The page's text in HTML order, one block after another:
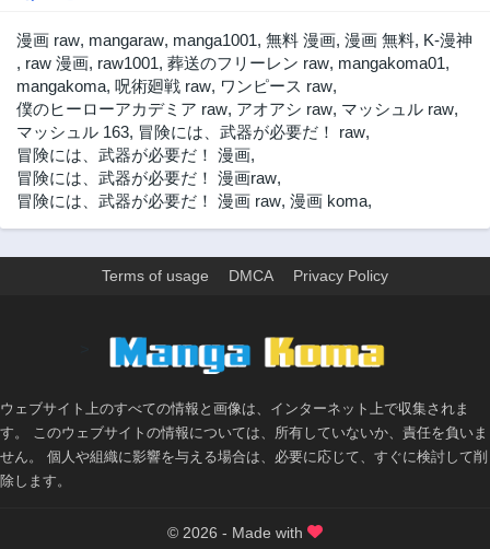
第8.2話
2年前
第8.1話
2年前
第7.2話
2年前
第7話
2年前
第6.5話
2年前 2年前
第3話
第1話
2年前
漫画 raw, mangaraw, manga1001, 無料 漫画, 漫画 無料, K-漫神
, raw 漫画, raw1001, 葬送のフリーレン raw, mangakoma01,
mangakoma, 呪術廻戦 raw, ワンピース raw,
僕のヒーローアカデミア raw, アオアシ raw, マッシュル raw,
マッシュル 163, 冒険には、武器が必要だ！ raw,
冒険には、武器が必要だ！ 漫画,
冒険には、武器が必要だ！ 漫画raw,
冒険には、武器が必要だ！ 漫画 raw, 漫画 koma,
Terms of usage DMCA Privacy Policy
ウェブサイト上のすべての情報と画像は、インターネット上で収集されま
す。 このウェブサイトの情報については、所有していないか、責任を負いま
せん。 個人や組織に影響を与える場合は、必要に応じて、すぐに検討して削
除します。
© 2026 - Made with